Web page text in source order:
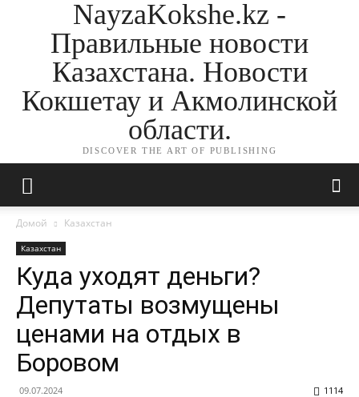
NayzaKokshe.kz -
Правильные новости
Казахстана. Новости
Кокшетау и Акмолинской
области.
DISCOVER THE ART OF PUBLISHING
Домой Казахстан
Казахстан
Куда уходят деньги?
Депутаты возмущены
ценами на отдых в
Боровом
09.07.2024 1114